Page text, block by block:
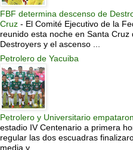
FBF determina descenso de
Cruz - El Comité Ejecutivo de la
reunido esta noche en Santa
Destroyers y el ascenso ...
Petrolero de Yacuiba
Petrolero y Universitario
estadio IV Centenario a primera
regular las dos escuadras
media y ...